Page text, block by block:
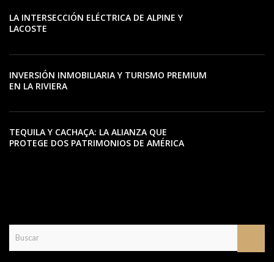
LA INTERSECCIÓN ELÉCTRICA DE ALPINE Y
LACOSTE
INVERSIÓN INMOBILIARIA Y TURISMO PREMIUM
EN LA RIVIERA
TEQUILA Y CACHAÇA: LA ALIANZA QUE
PROTEGE DOS PATRIMONIOS DE AMÉRICA